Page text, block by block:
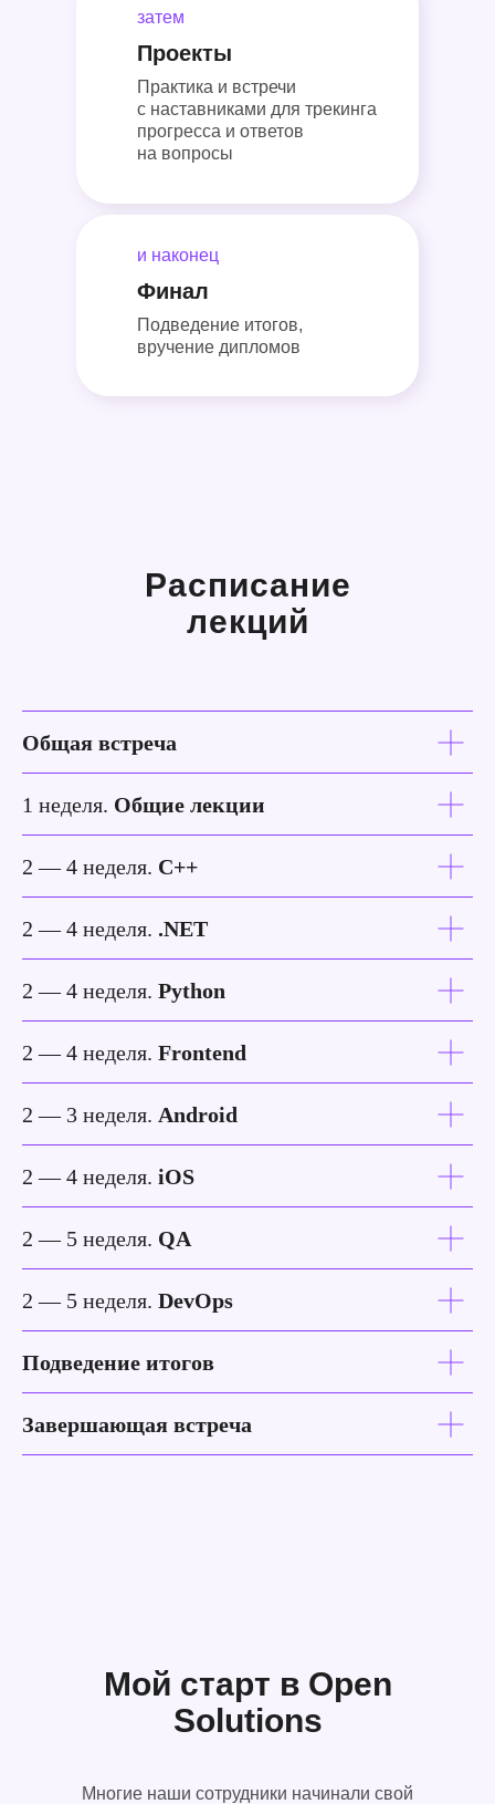
затем
Проекты
Практика и встречи
с наставниками для трекинга
прогресса и ответов
на вопросы
и наконец
Финал
Подведение итогов,
вручение дипломов
Расписание
лекций
Общая встреча
1 неделя. Общие лекции
2 — 4 неделя. C++
2 — 4 неделя. .NET
2 — 4 неделя. Python
2 — 4 неделя. Frontend
2 — 3 неделя. Android
2 — 4 неделя. iOS
2 — 5 неделя. QA
2 — 5 неделя. DevOps
Подведение итогов
Завершающая встреча
Мой старт в Open
Solutions
Многие наши сотрудники начинали свой